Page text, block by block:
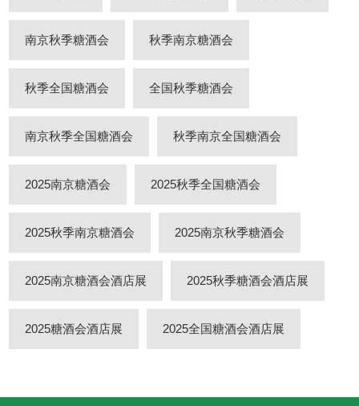
南京秋季糖酒会 秋季南京糖酒会
秋季全国糖酒会 全国秋季糖酒会
南京秋季全国糖酒会 秋季南京全国糖酒会
2025南京糖酒会 2025秋季全国糖酒会
2025秋季南京糖酒会 2025南京秋季糖酒会
2025南京糖酒会酒店展 2025秋季糖酒会酒店展
2025糖酒会酒店展 2025全国糖酒会酒店展